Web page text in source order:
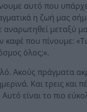
αυτό που
η ζωή μας
αναρωτηθεί μεταξύ
καφέ που πίνουμε: «Τι
όλος;».
Ακούς πράγματα
Και τρεις και
είναι το πιο